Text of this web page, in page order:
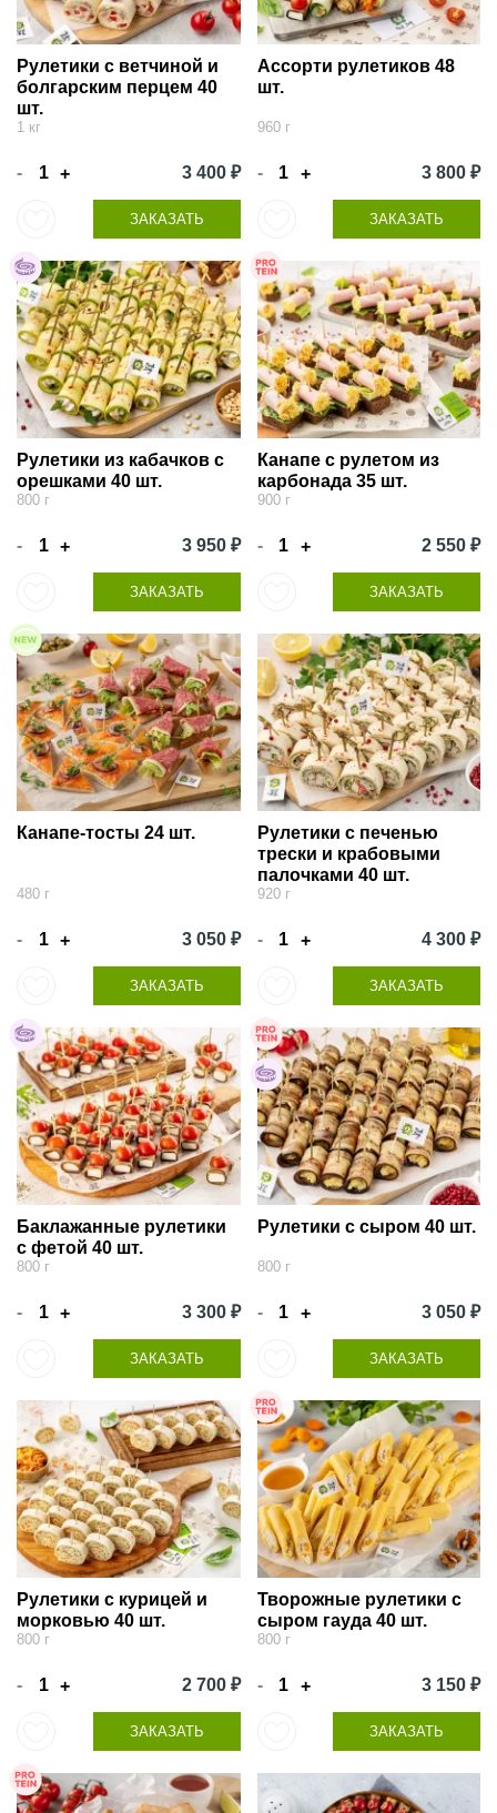
Рулетики с ветчиной и
болгарским перцем 40
шт.
1 кг
- + 3 400 ₽
ЗАКАЗАТЬ
Ассорти рулетиков 48
шт.
960 г
- + 3 800 ₽
ЗАКАЗАТЬ
Рулетики из кабачков с
орешками 40 шт.
800 г
- + 3 950 ₽
ЗАКАЗАТЬ
Канапе с рулетом из
карбонада 35 шт.
900 г
- + 2 550 ₽
ЗАКАЗАТЬ
Канапе-тосты 24 шт.
480 г
- + 3 050 ₽
ЗАКАЗАТЬ
Рулетики с печенью
трески и крабовыми
палочками 40 шт.
920 г
- + 4 300 ₽
ЗАКАЗАТЬ
Баклажанные рулетики
с фетой 40 шт.
800 г
- + 3 300 ₽
ЗАКАЗАТЬ
Рулетики с сыром 40 шт.
800 г
- + 3 050 ₽
ЗАКАЗАТЬ
Рулетики с курицей и
морковью 40 шт.
800 г
- + 2 700 ₽
ЗАКАЗАТЬ
Творожные рулетики с
сыром гауда 40 шт.
800 г
- + 3 150 ₽
ЗАКАЗАТЬ